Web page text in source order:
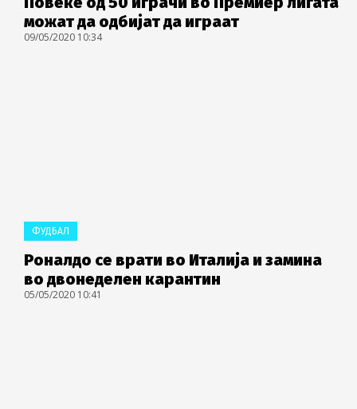
можат да одбијат да играат
09/05/2020 10:34
ФУДБАЛ
Роналдо се врати во Италија и замина
во двонеделен карантин
05/05/2020 10:41